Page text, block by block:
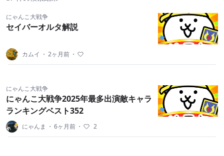
にゃんこ大戦争
セイバーオルタ解説
カムイ ・ 2ヶ月前 ・
にゃんこ大戦争
にゃんこ大戦争2025年最多出演敵キャラ
ランキングベスト352
にゃんま ・ 6ヶ月前 ・ 2